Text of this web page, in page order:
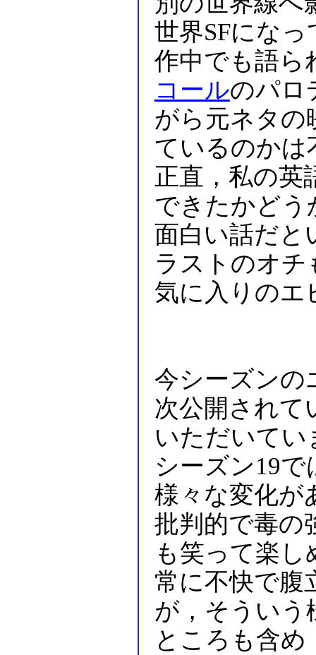
世界SFにな
作中でも語ら
コールのパロ
がら元ネタの
ているのかは
正直，私の英
できたかどう
面白い話だと
ラストのオチ
気に入りのエ
今シーズンの
次公開されて
いただいてい
シーズン19
様々な変化が
批判的で毒の
も笑って楽
常に不快で腹
が，そういう
ところも含